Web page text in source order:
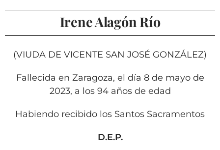
CULTURA
OPINIÓN
Irene Alagón Río
(VIUDA DE VICENTE SAN JOSÉ GONZÁLEZ)
Fallecida en Zaragoza, el día 8 de mayo de
2023, a los 94 años de edad
Habiendo recibido los Santos Sacramentos
D.E.P.